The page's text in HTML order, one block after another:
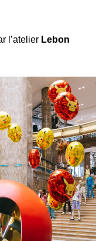
l’atelier Lebon